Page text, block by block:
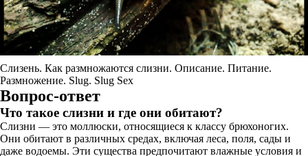
Слизень. Как размножаются слизни. Описание. Питание.
Размножение. Slug. Slug Sex
Вопрос-ответ
Что такое слизни и где они обитают?
Слизни — это моллюски, относящиеся к классу брюхоногих.
Они обитают в различных средах, включая леса, поля, сады и
даже водоемы. Эти существа предпочитают влажные условия и